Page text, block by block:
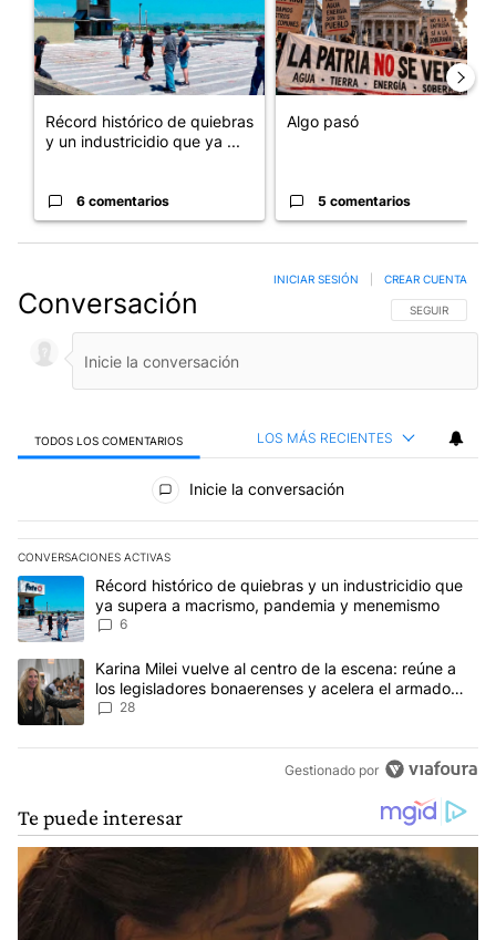
Récord histórico de quiebras
y un industricidio que ya ...
6 comentarios
Algo pasó
5 comentarios
Conversación SIGA ESTA
SEGUIR
INICIAR SESIÓN CREAR CUENTA
TODOS LOS COMENTARIOS LOS MÁS RECIENTES
Todos los comentarios
Inicie la conversación
CONVERSACIONES ACTIVAS
Este listado muestra los artículos con más comentarios en los
Un artículo de tendencia con el título "Récord histórico de
Récord histórico de quiebras y un industricidio que
ya supera a macrismo, pandemia y menemismo
6
Un artículo de tendencia con el título "Karina Milei vuelve al
Karina Milei vuelve al centro de la escena: reúne a
los legisladores bonaerenses y acelera el armado
para 2027
28
Gestionado por